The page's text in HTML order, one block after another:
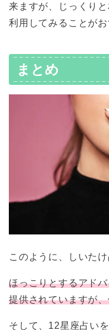
来ますが、じっくり
利用してみることがお
まとめ
このように、しいた
ほっこりとするアド
提供されていますが
そして、12星座占い